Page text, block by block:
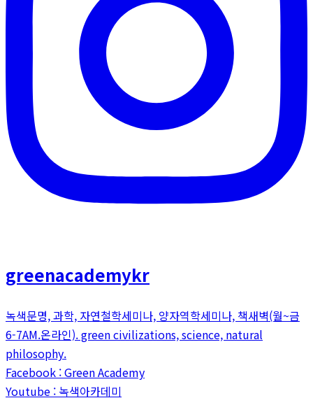
greenacademykr
녹색문명, 과학, 자연철학세미나, 양자역학세미나, 책새벽(월~금
6-7AM.온라인). green civilizations, science, natural
philosophy.
Facebook : Green Academy
Youtube : 녹색아카데미